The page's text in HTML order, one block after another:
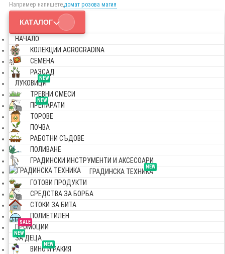
Например напишете,домат розова магия
КАТАЛОГ
НАЧАЛО
КОЛЕКЦИИ AGROGRADINA
СЕМЕНА
РАЗСАД
NEW
ЛУКОВИЦИ
ТРЕВНИ СМЕСИ
NEW
ПРЕПАРАТИ
ТОРОВЕ
ПОЧВА
РАБОТНИ СЪДОВЕ
ПОЛИВАНЕ
ГРАДИНСКИ ИНСТРУМЕНТИ И АКСЕСОАРИ
NEW
ГРАДИНСКА ТЕХНИКА
ГОТОВИ ПРОДУКТИ
СРЕДСТВА ЗА БОРБА
СТОКИ ЗА БИТА
ПОЛИЕТИЛЕН
SALE
ПРОМОЦИИ
NEW
ЗА ДЕЦА
NEW
ВИНО И РАКИЯ